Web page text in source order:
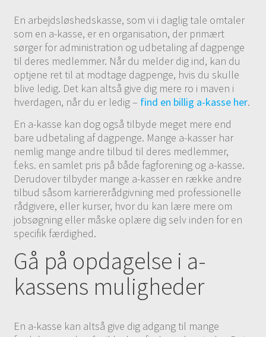
En arbejdsløshedskasse, som vi i daglig tale omtaler
som en a-kasse, er en organisation, der primært
sørger for administration og udbetaling af dagpenge
til deres medlemmer. Når du melder dig ind, kan du
optjene ret til at modtage dagpenge, hvis du skulle
blive ledig. Det kan altså give dig mere ro i maven i
hverdagen, når du er ledig – find en billig a-kasse her.
En a-kasse kan dog også tilbyde meget mere end
bare udbetaling af dagpenge. Mange a-kasser har
nemlig mange andre tilbud til deres medlemmer,
f.eks. en samlet pris på både fagforening og a-kasse.
Derudover tilbyder mange a-kasser en række andre
tilbud såsom karriererådgivning med professionelle
rådgivere, eller kurser, hvor du kan lære mere om
jobsøgning eller måske oplære dig selv inden for en
specifik færdighed.
Gå på opdagelse i a-
kassens muligheder
En a-kasse kan altså give dig adgang til mange